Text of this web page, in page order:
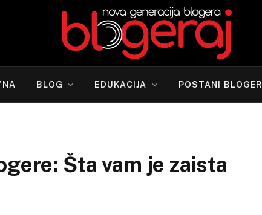
BLOG EDUKACIJA POSTANI BLOGER
Šta vam je zaista